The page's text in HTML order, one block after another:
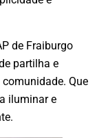
de Fraiburgo
partilha e
Que
iluminar e